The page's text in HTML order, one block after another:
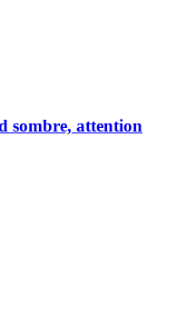
sombre, attention